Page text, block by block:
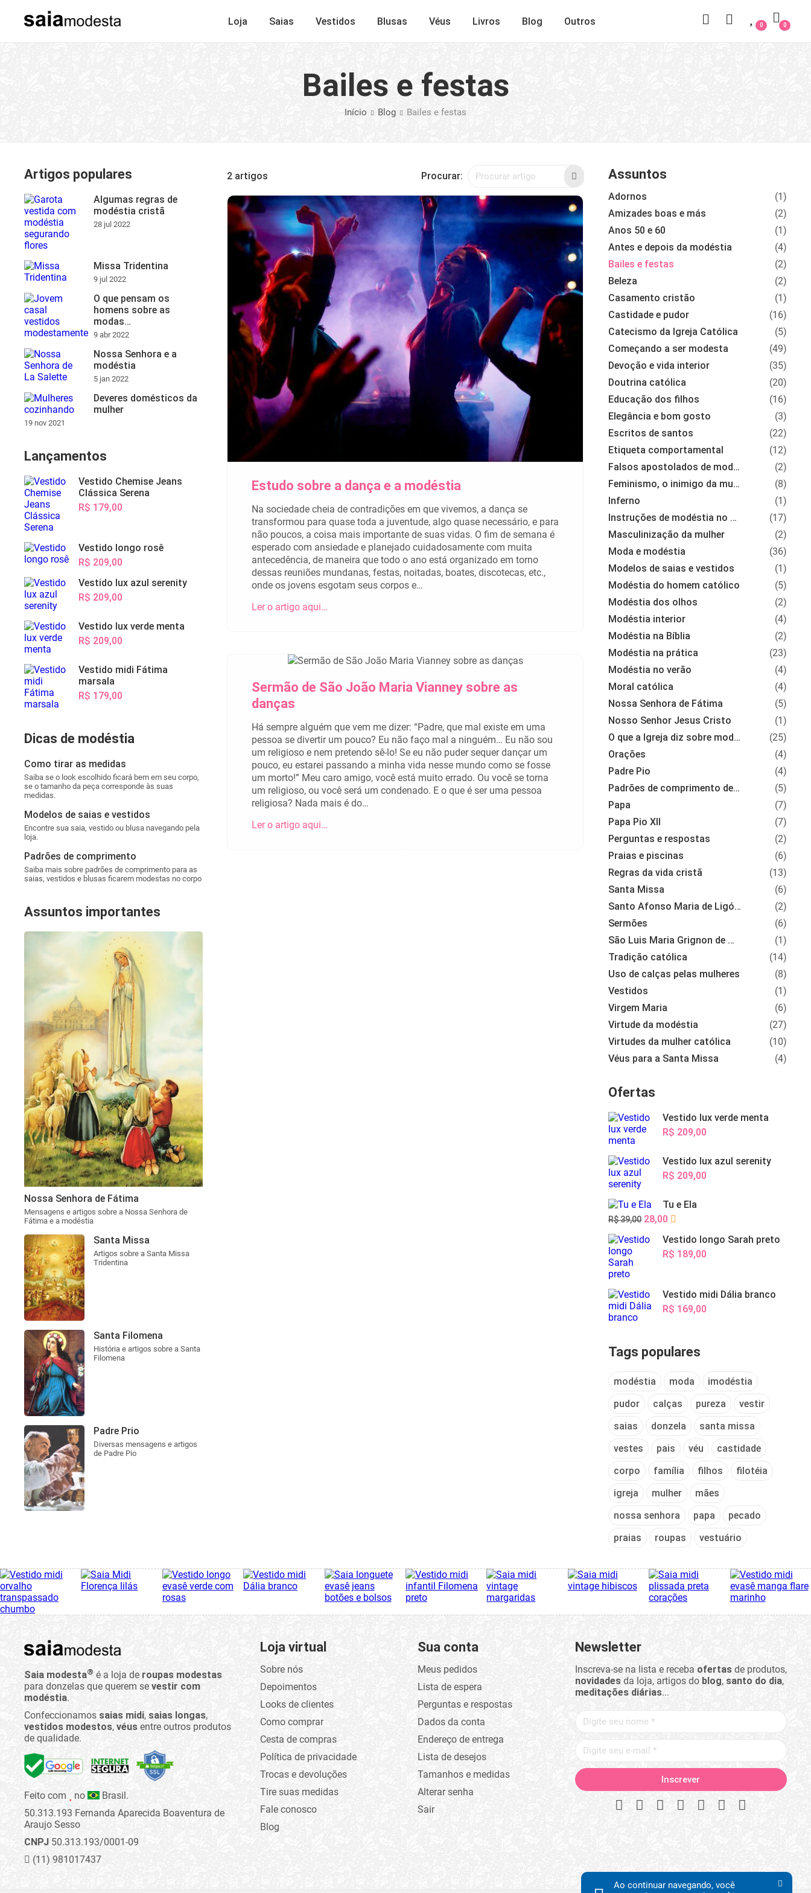
Loja Saias Vestidos Blusas Véus Livros Blog Outros 0
0
Bailes e festas
Início Blog Bailes e festas
Artigos populares
Algumas regras de
modéstia cristã
28 jul 2022
Missa Tridentina
9 jul 2022
O que pensam os
homens sobre as
modas…
9 abr 2022
Nossa Senhora e a
modéstia
5 jan 2022
Deveres domésticos da
mulher
19 nov 2021
Lançamentos
Vestido Chemise Jeans
Clássica Serena
R$ 179,00
Vestido longo rosê
R$ 209,00
Vestido lux azul serenity
R$ 209,00
Vestido lux verde menta
R$ 209,00
Vestido midi Fátima
marsala
R$ 179,00
Dicas de modéstia
Como tirar as medidas
Saiba se o look escolhido ficará bem em seu corpo,
se o tamanho da peça corresponde às suas
medidas.
Modelos de saias e vestidos
Encontre sua saia, vestido ou blusa navegando pela
loja.
Padrões de comprimento
Saiba mais sobre padrões de comprimento para as
saias, vestidos e blusas ficarem modestas no corpo
Assuntos importantes
Nossa Senhora de Fátima
Mensagens e artigos sobre a Nossa Senhora de
Fátima e a modéstia
Santa Missa
Artigos sobre a Santa Missa
Tridentina
Santa Filomena
História e artigos sobre a Santa
Filomena
Padre Prio
Diversas mensagens e artigos
de Padre Pio
2 artigos Procurar:
Estudo sobre a dança e a modéstia
Na sociedade cheia de contradições em que vivemos, a dança se
transformou para quase toda a juventude, algo quase necessário, e para
não poucos, a coisa mais importante de suas vidas. O fim de semana é
esperado com ansiedade e planejado cuidadosamente com muita
antecedência, de maneira que todo o ano está organizado em torno
dessas reuniões mundanas, festas, noitadas, boates, discotecas, etc.,
onde os jovens esgotam seus corpos e…
Ler o artigo aqui…
Sermão de São João Maria Vianney sobre as
danças
Há sempre alguém que vem me dizer: “Padre, que mal existe em uma
pessoa se divertir um pouco? Eu não faço mal a ninguém… Eu não sou
um religioso e nem pretendo sê-lo! Se eu não puder sequer dançar um
pouco, eu estarei passando a minha vida nesse mundo como se fosse
um morto!” Meu caro amigo, você está muito errado. Ou você se torna
um religioso, ou você será um condenado. E o que é ser uma pessoa
religiosa? Nada mais é do…
Ler o artigo aqui…
Assuntos
Adornos
(1)
Amizades boas e más
(2)
Anos 50 e 60
(1)
Antes e depois da modéstia
(4)
Bailes e festas
(2)
Beleza
(2)
Casamento cristão
(1)
Castidade e pudor
(16)
Catecismo da Igreja Católica
(5)
Começando a ser modesta
(49)
Devoção e vida interior
(35)
Doutrina católica
(20)
Educação dos filhos
(16)
Elegância e bom gosto
(3)
Escritos de santos
(22)
Etiqueta comportamental
(12)
Falsos apostolados de modéstia
(2)
Feminismo, o inimigo da mulher
(8)
Inferno
(1)
Instruções de modéstia no vestir
(17)
Masculinização da mulher
(2)
Moda e modéstia
(36)
Modelos de saias e vestidos
(1)
Modéstia do homem católico
(5)
Modéstia dos olhos
(2)
Modéstia interior
(4)
Modéstia na Bíblia
(2)
Modéstia na prática
(23)
Modéstia no verão
(4)
Moral católica
(4)
Nossa Senhora de Fátima
(5)
Nosso Senhor Jesus Cristo
(1)
O que a Igreja diz sobre modéstia
(25)
Orações
(4)
Padre Pio
(4)
Padrões de comprimento de roupas
(5)
Papa
(7)
Papa Pio XII
(7)
Perguntas e respostas
(2)
Praias e piscinas
(6)
Regras da vida cristã
(13)
Santa Missa
(6)
Santo Afonso Maria de Ligório
(2)
Sermões
(6)
São Luis Maria Grignon de Montfort
(1)
Tradição católica
(14)
Uso de calças pelas mulheres
(8)
Vestidos
(1)
Virgem Maria
(6)
Virtude da modéstia
(27)
Virtudes da mulher católica
(10)
Véus para a Santa Missa
(4)
Ofertas
Vestido lux verde menta
R$ 209,00
Vestido lux azul serenity
R$ 209,00
Tu e Ela
R$ 39,00 28,00
Vestido longo Sarah preto
R$ 189,00
Vestido midi Dália branco
R$ 169,00
Tags populares
modéstia moda
imodéstia
pudor
calças pureza
vestir
saias
donzela
santa missa
vestes
pais véu
castidade
corpo
família filhos
filotéia
igreja
mulher
mães
nossa senhora
papa
pecado
praias
roupas vestuário
Saia modesta® é a loja de roupas modestas
para donzelas que querem se vestir com
modéstia.
Confeccionamos saias midi, saias longas,
vestidos modestos, véus entre outros produtos
de qualidade.
Feito com no
Brasil.
50.313.193 Fernanda Aparecida Boaventura de
Araujo Sesso
CNPJ 50.313.193/0001-09
(11) 981017437
Loja virtual
Sobre nós
Depoimentos
Looks de clientes
Como comprar
Cesta de compras
Política de privacidade
Trocas e devoluções
Tire suas medidas
Fale conosco
Blog
Sua conta
Meus pedidos
Lista de espera
Perguntas e respostas
Dados da conta
Endereço de entrega
Lista de desejos
Tamanhos e medidas
Alterar senha
Sair
Newsletter
Inscreva-se na lista e receba ofertasde produtos,
novidadesda loja, artigos do blog, santo do dia,
meditações diárias...
Ao continuar navegando, você